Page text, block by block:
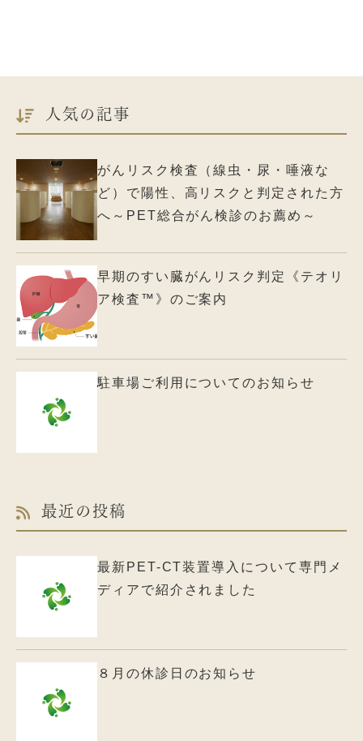
人気の記事
がんリスク検査（線虫・尿・唾液な
ど）で陽性、高リスクと判定された方
へ～PET総合がん検診のお薦め～
早期のすい臓がんリスク判定《テオリ
ア検査™》のご案内
駐車場ご利用についてのお知らせ
最近の投稿
最新PET-CT装置導入について専門メ
ディアで紹介されました
８月の休診日のお知らせ